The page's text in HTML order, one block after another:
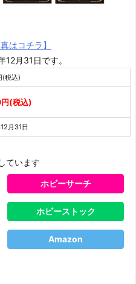
はコチラ】
月31日です。
税込)
(税込)
月31日
ています
ホビーサーチ
ホビーストック
Amazon